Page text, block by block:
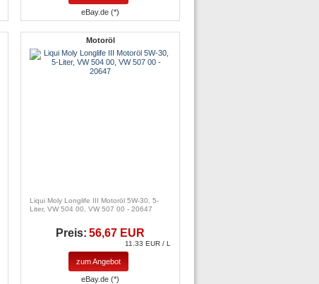
eBay.de (*)
Motoröl
Liqui Moly Longlife III Motoröl 5W-30, 5-
Liter, VW 504 00, VW 507 00 - 20647
Preis: 56,67 EUR
11.33 EUR / L
zum Angebot
eBay.de (*)